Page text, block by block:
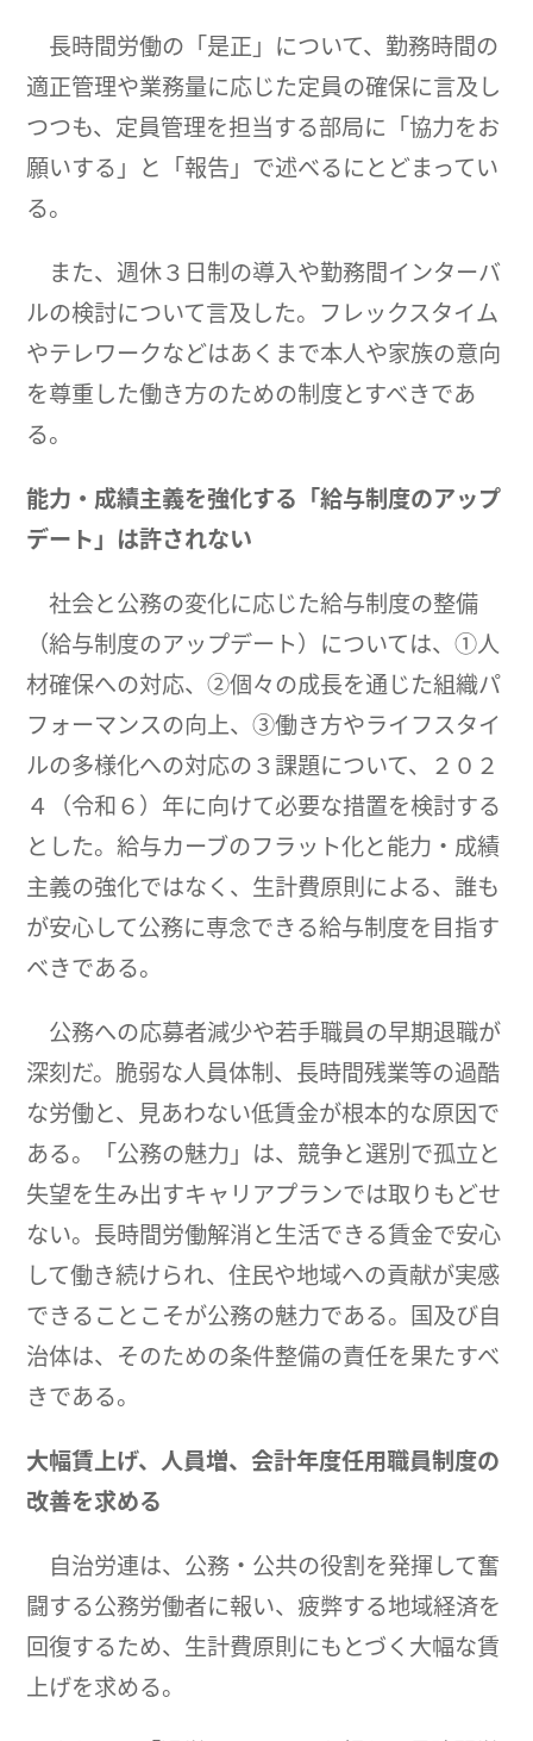
長時間労働の「是正」について、勤務時間の
適正管理や業務量に応じた定員の確保に言及し
つつも、定員管理を担当する部局に「協力をお
願いする」と「報告」で述べるにとどまってい
る。
また、週休３日制の導入や勤務間インターバ
ルの検討について言及した。フレックスタイム
やテレワークなどはあくまで本人や家族の意向
を尊重した働き方のための制度とすべきであ
る。
能力・成績主義を強化する「給与制度のアップ
デート」は許されない
社会と公務の変化に応じた給与制度の整備
（給与制度のアップデート）については、①人
材確保への対応、②個々の成長を通じた組織パ
フォーマンスの向上、③働き方やライフスタイ
ルの多様化への対応の３課題について、２０２
４（令和６）年に向けて必要な措置を検討する
とした。給与カーブのフラット化と能力・成績
主義の強化ではなく、生計費原則による、誰も
が安心して公務に専念できる給与制度を目指す
べきである。
公務への応募者減少や若手職員の早期退職が
深刻だ。脆弱な人員体制、長時間残業等の過酷
な労働と、見あわない低賃金が根本的な原因で
ある。「公務の魅力」は、競争と選別で孤立と
失望を生み出すキャリアプランでは取りもどせ
ない。長時間労働解消と生活できる賃金で安心
して働き続けられ、住民や地域への貢献が実感
できることこそが公務の魅力である。国及び自
治体は、そのための条件整備の責任を果たすべ
きである。
大幅賃上げ、人員増、会計年度任用職員制度の
改善を求める
自治労連は、公務・公共の役割を発揮して奮
闘する公務労働者に報い、疲弊する地域経済を
回復するため、生計費原則にもとづく大幅な賃
上げを求める。